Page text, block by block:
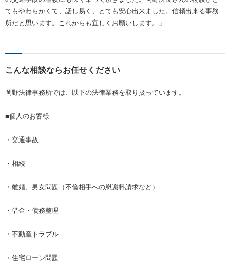
てもやわらかくて、話し易く、とても安心出来ました。信頼出来る事務
所だと思います。これからも宜しくお願いします。」
こんな相談ならお任せください
岡野法律事務所では、以下の法律業務を取り扱っています。
■個人のお客様
・交通事故
・相続
・離婚、男女問題（不倫相手への慰謝料請求など）
・借金・債務整理
・不動産トラブル
・住宅ローン問題